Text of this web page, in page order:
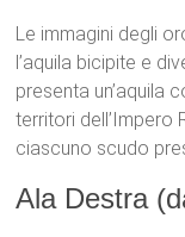
Le immagini degli
l’aquila bicipite e
presenta un’aquila
territori dell’Impero
ciascuno scudo
Ala Destra